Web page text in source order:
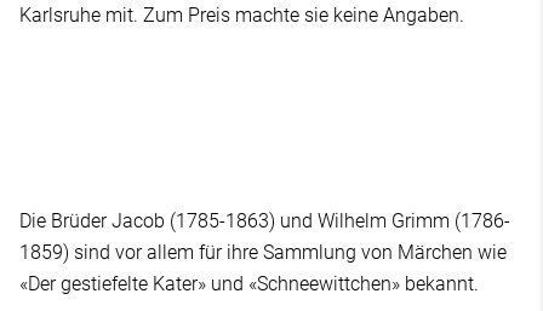
Karlsruhe mit. Zum Preis machte sie keine Angaben.
Die Brüder Jacob (1785-1863) und Wilhelm Grimm (1786-
1859) sind vor allem für ihre Sammlung von Märchen wie
«Der gestiefelte Kater» und «Schneewittchen» bekannt.